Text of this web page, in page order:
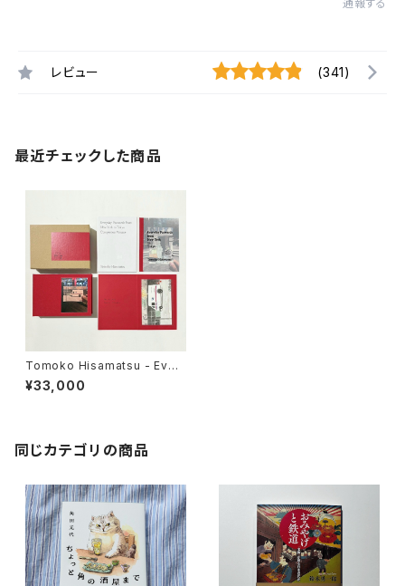
通報する
レビュー (341)
最近チェックした商品
Tomoko Hisamatsu - Ever
yday Postcards from New
York to Tokyo 特装版
¥33,000
同じカテゴリの商品